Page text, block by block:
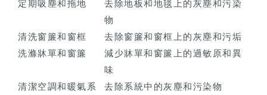
定期吸塵和拖地
去除地板和地毯上的灰塵和污染
物
清洗窗簾和窗框
去除窗簾和窗框上的灰塵和污垢
洗滌牀單和窗簾
減少牀單和窗簾上的過敏原和異
味
清潔空調和暖氣系
去除系統中的灰塵和污染物